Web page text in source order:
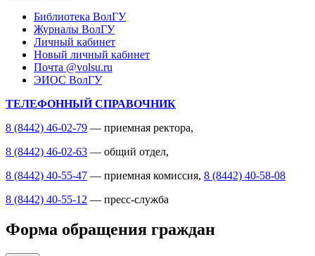
Библиотека ВолГУ
Журналы ВолГУ
Личный кабинет
Новый личный кабинет
Почта @volsu.ru
ЭИОС ВолГУ
ТЕЛЕФОННЫЙ СПРАВОЧНИК
8 (8442) 46-02-79 — приемная ректора,
8 (8442) 46-02-63 — общий отдел,
8 (8442) 40-55-47 — приемная комиссия, 8 (8442) 40-58-08
8 (8442) 40-55-12 — пресс-служба
Форма обращения граждан